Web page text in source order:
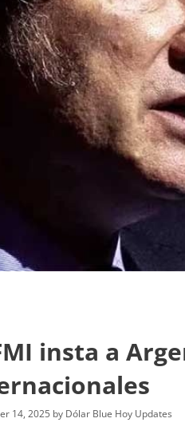
insta a
14, 2025 by Dólar Blue Hoy Updates